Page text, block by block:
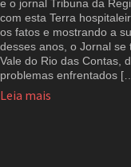
e o jornal Tribuna da
com esta Terra
os fatos e mostrando a
desses anos, o Jornal
Vale do Rio das Contas,
problemas enfrentados
Leia mais